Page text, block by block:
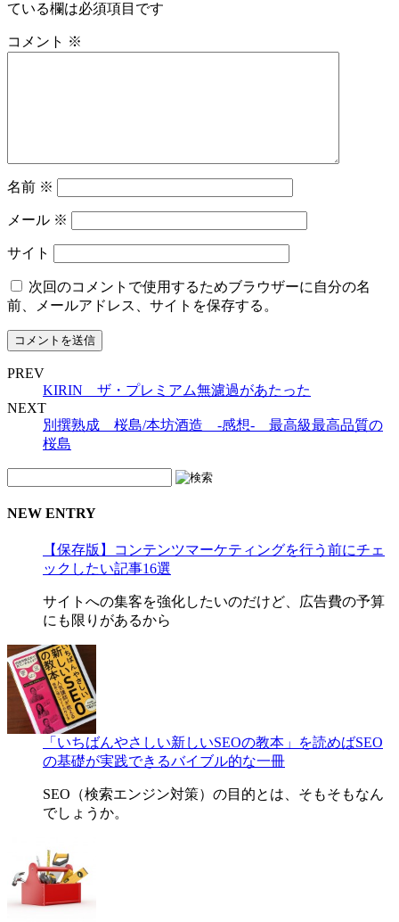
ている欄は必須項目です
コメント ※
名前 ※
メール ※
サイト
次回のコメントで使用するためブラウザーに自分の名
前、メールアドレス、サイトを保存する。
PREV
KIRIN ザ・プレミアム無濾過があたった
NEXT
別撰熟成 桜島/本坊酒造 -感想- 最高級最高品質の
桜島
NEW ENTRY
【保存版】コンテンツマーケティングを行う前にチェ
ックしたい記事16選
サイトへの集客を強化したいのだけど、広告費の予算
にも限りがあるから
「いちばんやさしい新しいSEOの教本」を読めばSEO
の基礎が実践できるバイブル的な一冊
SEO（検索エンジン対策）の目的とは、そもそもなん
でしょうか。